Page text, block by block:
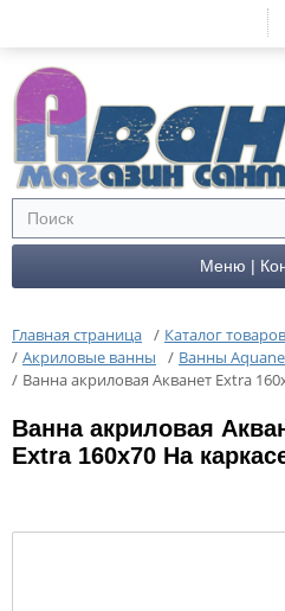
Меню |
Главная страница / Каталог товаров
/ Акриловые ванны / Ванны
/ Ванна акриловая Акванет Extra
Ванна акриловая
Extra 160x70 На